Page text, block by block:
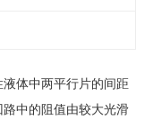
体中两平行片的间距
中的阻值由较大光滑